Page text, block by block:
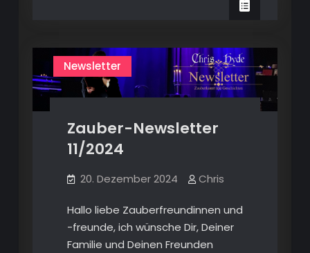
Newsletter
Zauber-Newsletter
11/2024
20. Dezember 2024 Chris
Hallo liebe Zauberfreundinnen und
-freunde, ich wünsche Dir, Deiner
Familie und Deinen Freunden